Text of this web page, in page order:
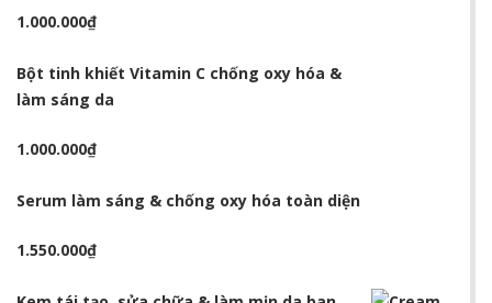
1.000.000₫
Bột tinh khiết Vitamin C chống oxy hóa &
làm sáng da
1.000.000₫
Serum làm sáng & chống oxy hóa toàn diện
1.550.000₫